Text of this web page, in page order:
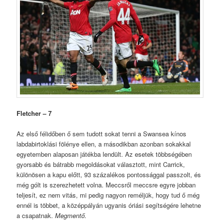
Fletcher – 7
Az első félidőben ő sem tudott sokat tenni a Swansea kínos
labdabirtoklási fölénye ellen, a másodikban azonban sokakkal
egyetemben alaposan játékba lendült. Az esetek többségében
gyorsabb és bátrabb megoldásokat választott, mint Carrick,
különösen a kapu előtt, 93 százalékos pontossággal passzolt, és
még gólt is szerezhetett volna. Meccsről meccsre egyre jobban
teljesít, ez nem vitás, mi pedig nagyon reméljük, hogy tud ő még
ennél is többet, a középpályán ugyanis óriási segítségére lehetne
a csapatnak.Megmentő.